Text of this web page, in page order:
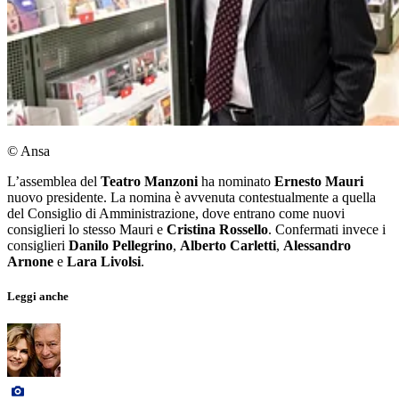
© Ansa
L’assemblea del Teatro Manzoni ha nominato Ernesto Mauri
nuovo presidente. La nomina è avvenuta contestualmente a quella
del Consiglio di Amministrazione, dove entrano come nuovi
consiglieri lo stesso Mauri e Cristina Rossello. Confermati invece i
consiglieri Danilo Pellegrino, Alberto Carletti, Alessandro
Arnone e Lara Livolsi.
Leggi anche